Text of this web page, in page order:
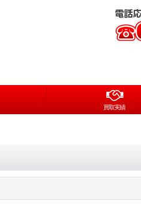
買取実績